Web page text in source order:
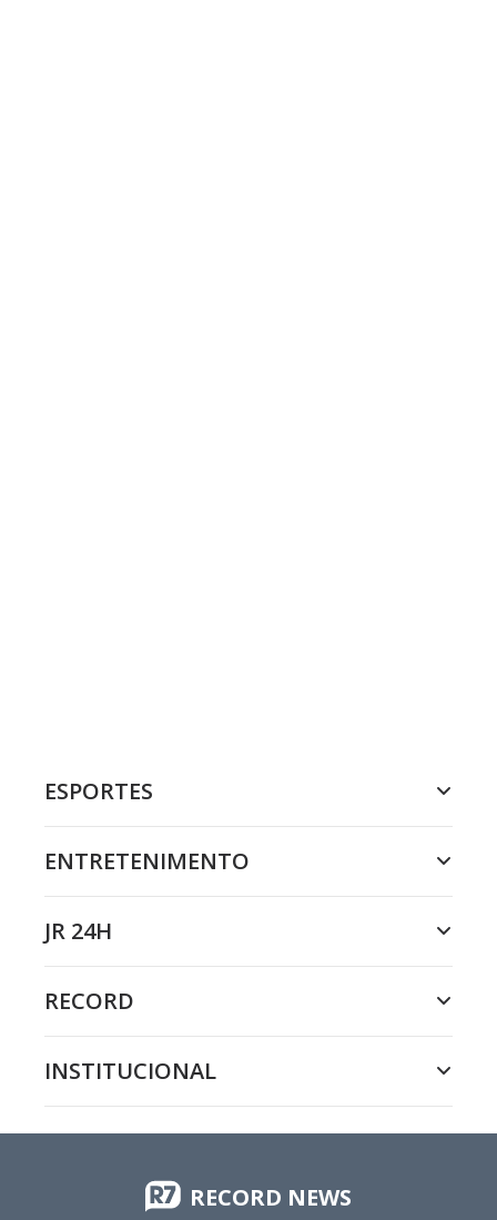
ESPORTES
ENTRETENIMENTO
JR 24H
RECORD
INSTITUCIONAL
RECORD NEWS